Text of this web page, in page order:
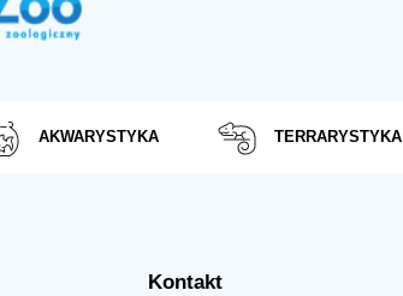
AKWARYSTYKA TERRARYSTYKA
Kontakt